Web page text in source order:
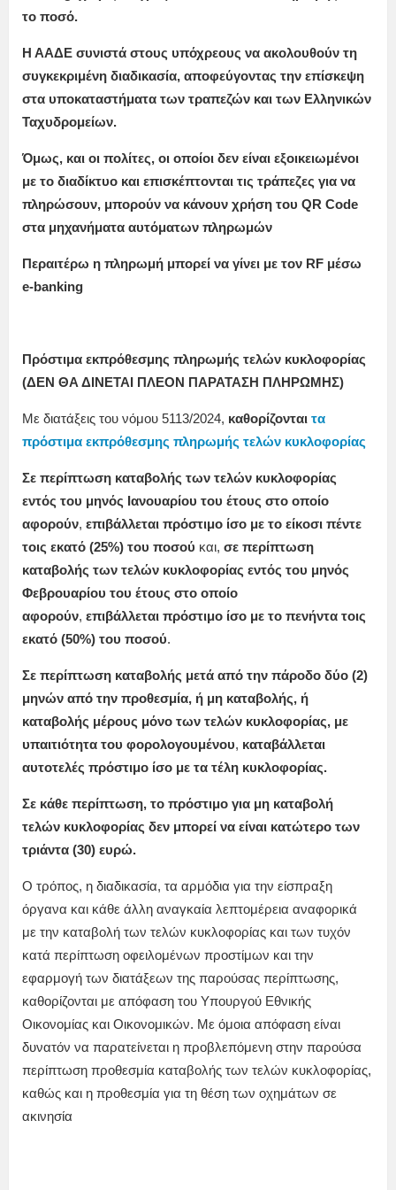
το ποσό.
Η ΑΑΔΕ συνιστά στους υπόχρεους να ακολουθούν τη
συγκεκριμένη διαδικασία, αποφεύγοντας την επίσκεψη
στα υποκαταστήματα των τραπεζών και των Ελληνικών
Ταχυδρομείων.
Όμως, και οι πολίτες, οι οποίοι δεν είναι εξοικειωμένοι
με το διαδίκτυο και επισκέπτονται τις τράπεζες για να
πληρώσουν, μπορούν να κάνουν χρήση του QR Code
στα μηχανήματα αυτόματων πληρωμών
Περαιτέρω η πληρωμή μπορεί να γίνει με τον RF μέσω
e-banking
Πρόστιμα εκπρόθεσμης πληρωμής τελών κυκλοφορίας
(ΔΕΝ ΘΑ ΔΙΝΕΤΑΙ ΠΛΕΟΝ ΠΑΡΑΤΑΣΗ ΠΛΗΡΩΜΗΣ)
Με διατάξεις του νόμου 5113/2024, καθορίζονται τα
πρόστιμα εκπρόθεσμης πληρωμής τελών κυκλοφορίας
Σε περίπτωση καταβολής των τελών κυκλοφορίας
εντός του μηνός Ιανουαρίου του έτους στο οποίο
αφορούν, επιβάλλεται πρόστιμο ίσο με το είκοσι πέντε
τοις εκατό (25%) του ποσού και, σε περίπτωση
καταβολής των τελών κυκλοφορίας εντός του μηνός
Φεβρουαρίου του έτους στο οποίο
αφορούν, επιβάλλεται πρόστιμο ίσο με το πενήντα τοις
εκατό (50%) του ποσού.
Σε περίπτωση καταβολής μετά από την πάροδο δύο (2)
μηνών από την προθεσμία, ή μη καταβολής, ή
καταβολής μέρους μόνο των τελών κυκλοφορίας, με
υπαιτιότητα του φορολογουμένου, καταβάλλεται
αυτοτελές πρόστιμο ίσο με τα τέλη κυκλοφορίας.
Σε κάθε περίπτωση, το πρόστιμο για μη καταβολή
τελών κυκλοφορίας δεν μπορεί να είναι κατώτερο των
τριάντα (30) ευρώ.
Ο τρόπος, η διαδικασία, τα αρμόδια για την είσπραξη
όργανα και κάθε άλλη αναγκαία λεπτομέρεια αναφορικά
με την καταβολή των τελών κυκλοφορίας και των τυχόν
κατά περίπτωση οφειλομένων προστίμων και την
εφαρμογή των διατάξεων της παρούσας περίπτωσης,
καθορίζονται με απόφαση του Υπουργού Εθνικής
Οικονομίας και Οικονομικών. Με όμοια απόφαση είναι
δυνατόν να παρατείνεται η προβλεπόμενη στην παρούσα
περίπτωση προθεσμία καταβολής των τελών κυκλοφορίας,
καθώς και η προθεσμία για τη θέση των οχημάτων σε
ακινησία